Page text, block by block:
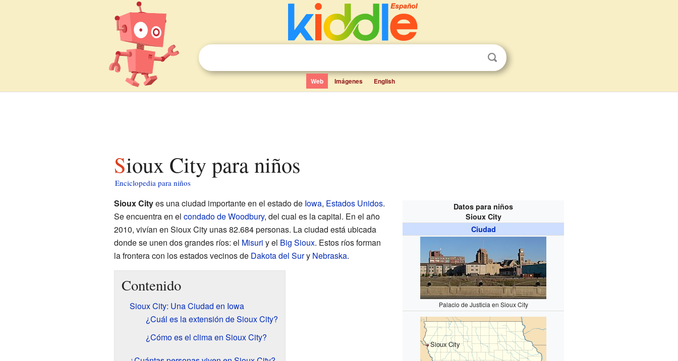
Web Imágenes English
Sioux City para niños
Enciclopedia para niños
Datos para niños
Sioux City
Ciudad
Palacio de Justicia en Sioux City
Sioux City
Sioux Cityes una ciudad importante en el estado de Iowa, Estados Unidos.
Se encuentra en el condado de Woodbury, del cual es la capital. En el año
2010, vivían en Sioux City unas 82.684 personas. La ciudad está ubicada
donde se unen dos grandes ríos: el Misuri y el Big Sioux. Estos ríos forman
la frontera con los estados vecinos de Dakota del Sury Nebraska.
Contenido
Sioux City: Una Ciudad en Iowa
¿Cuál es la extensión de Sioux City?
¿Cómo es el clima en Sioux City?